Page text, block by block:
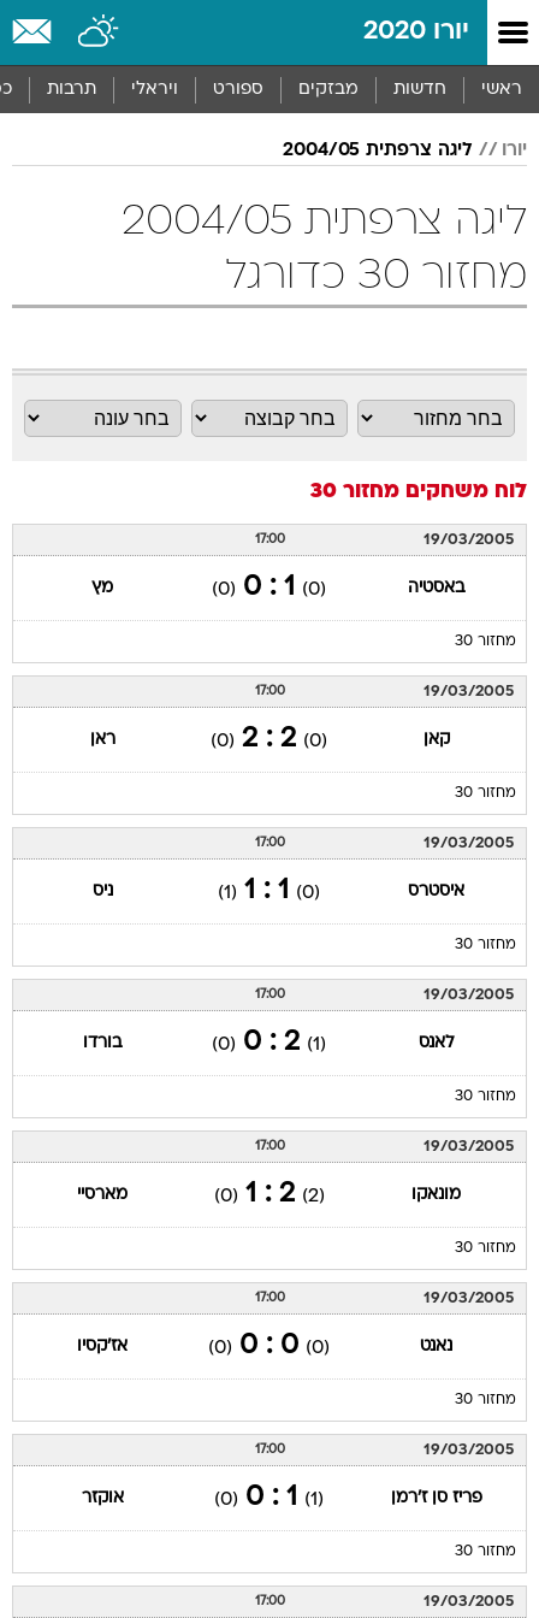
יורו 2020
ראשי חדשות מבזקים ספורט ויראלי תרבות
יורו ליגה צרפתית 2004/05
ליגה צרפתית 2004/05
מחזור 30 כדורגל
לוח משחקים מחזור 30
19/03/2005
17:00
באסטיה (0)
1 : 0
(0) מץ
מחזור 30
19/03/2005
17:00
קאן (0)
2 : 2
(0) ראן
מחזור 30
19/03/2005
17:00
איסטרס (0)
1 : 1
(1) ניס
מחזור 30
19/03/2005
17:00
לאנס (1)
2 : 0
(0) בורדו
מחזור 30
19/03/2005
17:00
מונאקו (2)
2 : 1
(0) מארסיי
מחזור 30
19/03/2005
17:00
נאנט (0)
0 : 0
(0) אז'קסיו
מחזור 30
19/03/2005
17:00
פריז סן ז'רמן (1)
1 : 0
(0) אוקזר
מחזור 30
19/03/2005
17:00